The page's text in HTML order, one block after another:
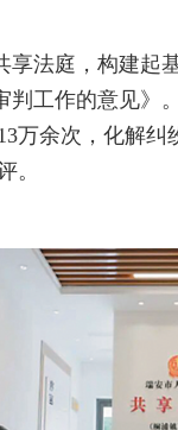
法庭，构建起
工作的意见》
万余次，化解
。